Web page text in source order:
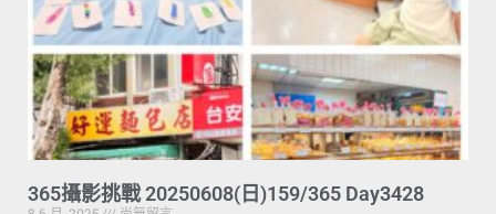
365攝影挑戰 20250608(日)159/365 Day3428